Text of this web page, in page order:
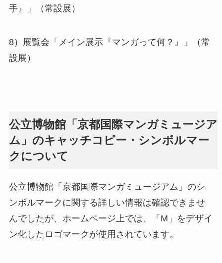
手』」（常設展）
8）展覧会「メイン展示『マンガって何？』」（常
設展）
公立博物館「京都国際マンガミュージア
ム」のキャッチコピー・シンボルマー
クについて
公立博物館「京都国際マンガミュージアム」のシ
ンボルマークに関する詳しい情報は確認できませ
んでしたが、ホームページ上では、「M」をデザイ
ン化したロゴマークが使用されています。